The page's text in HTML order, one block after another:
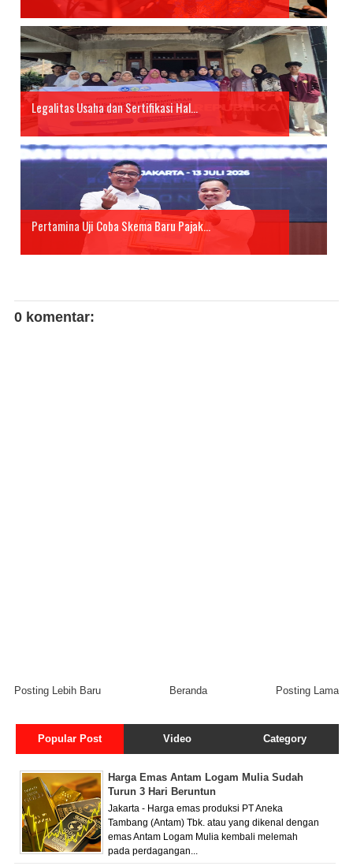
Legalitas Usaha dan Sertifikasi Hal...
Pertamina Uji Coba Skema Baru Pajak...
0 komentar:
Posting Lebih Baru Posting Lama
Beranda
Popular Post Video Category
Harga Emas Antam Logam Mulia Sudah
Turun 3 Hari Beruntun
Jakarta - Harga emas produksi PT Aneka
Tambang (Antam) Tbk. atau yang dikenal dengan
emas Antam Logam Mulia kembali melemah
pada perdagangan...